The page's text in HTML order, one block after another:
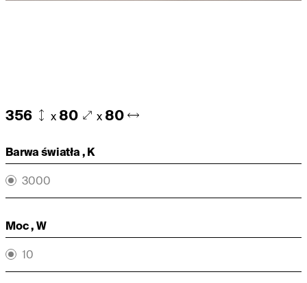
356 x 80 x 80
Barwa światła , K
3000
Moc , W
10